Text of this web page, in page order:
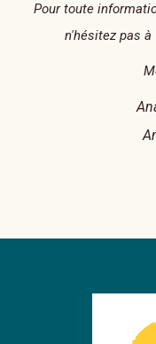
Pour toute
n'hésitez pas à